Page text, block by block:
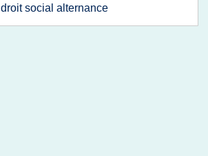
droit social alternance